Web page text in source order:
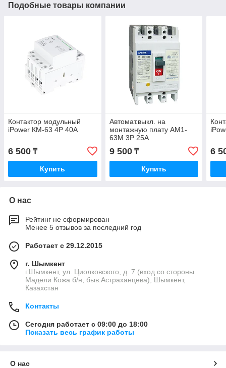
Подобные товары компании
Контактор модульный
iPower КМ-63 4Р 40А
6 500 ₸
Купить
Автомат.выкл. на
монтажную плату АМ1-
63М 3Р 25А
9 500₸
Купить
6
О нас
Рейтинг не сформирован
Менее 5 отзывов за последний год
Работает с 29.12.2015
г. Шымкент
г.Шымкент, ул. Циолковского, д. 7 (вход со стороны
Мадели Кожа б/н, быв.Астраханцева), Шымкент,
Казахстан
Контакты
Сегодня работает с 09:00 до 18:00
Показать весь график работы
О нас